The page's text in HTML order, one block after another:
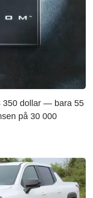
350 dollar — bara 55
på 30 000